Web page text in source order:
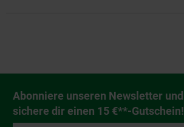
Newsletter Anmeldung
Abonniere unseren Newsletter und
sichere dir einen 15 €**-Gutschein!